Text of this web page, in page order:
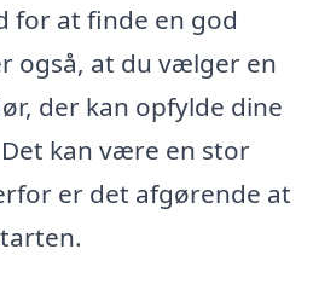
for at finde en god
også, at du vælger en
der kan opfylde dine
kan være en stor
er det afgørende at